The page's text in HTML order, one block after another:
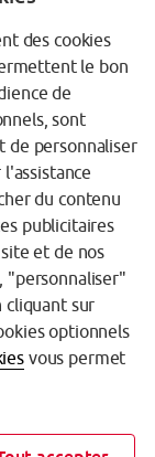
des cookies
le bon
de
sont
de personnaliser
du contenu
publicitaires
et de nos
"personnaliser"
cliquant sur
optionnels
vous permet